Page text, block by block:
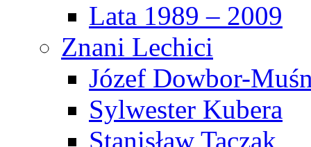
Lata 1989 – 2009
Znani Lechici
Józef Dowbor-
Sylwester Kubera
Stanisław Taczak